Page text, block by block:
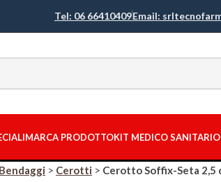
Tel: 06 66410409Email:
MARCA PRODOTTOKIT MEDICO SANITARIO
> Cerotti > Cerotto Soffix-Seta 2,5